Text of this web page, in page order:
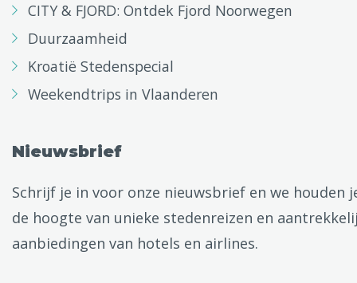
CITY & FJORD: Ontdek Fjord Noorwegen
Duurzaamheid
Kroatië Stedenspecial
Weekendtrips in Vlaanderen
Nieuwsbrief
Schrijf je in voor onze nieuwsbrief en we houden
de hoogte van unieke stedenreizen en
aanbiedingen van hotels en airlines.